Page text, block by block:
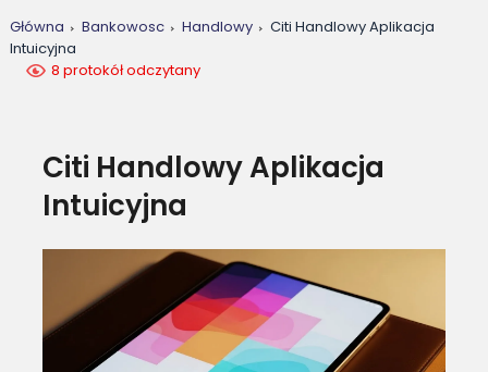
Główna Bankowosc Handlowy
Citi Handlowy Aplikacja
Intuicyjna
8 protokół odczytany
Citi Handlowy Aplikacja
Intuicyjna